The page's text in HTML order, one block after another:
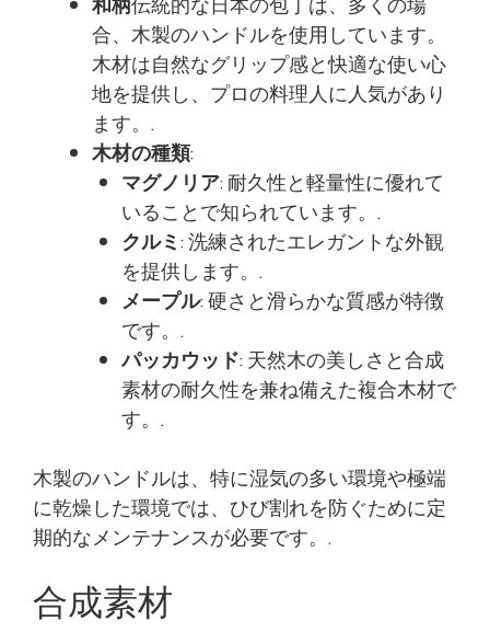
合、木製のハンドルを使用しています。
木材は自然なグリップ感と快適な使い心
地を提供し、プロの料理人に人気があり
ます。.
木材の種類:
マグノリア: 耐久性と軽量性に優れて
いることで知られています。.
クルミ: 洗練されたエレガントな外観
を提供します。.
メープル: 硬さと滑らかな質感が特徴
です。.
パッカウッド: 天然木の美しさと合成
素材の耐久性を兼ね備えた複合木材で
す。.
木製のハンドルは、特に湿気の多い環境や極端
に乾燥した環境では、ひび割れを防ぐために定
期的なメンテナンスが必要です。.
合成素材